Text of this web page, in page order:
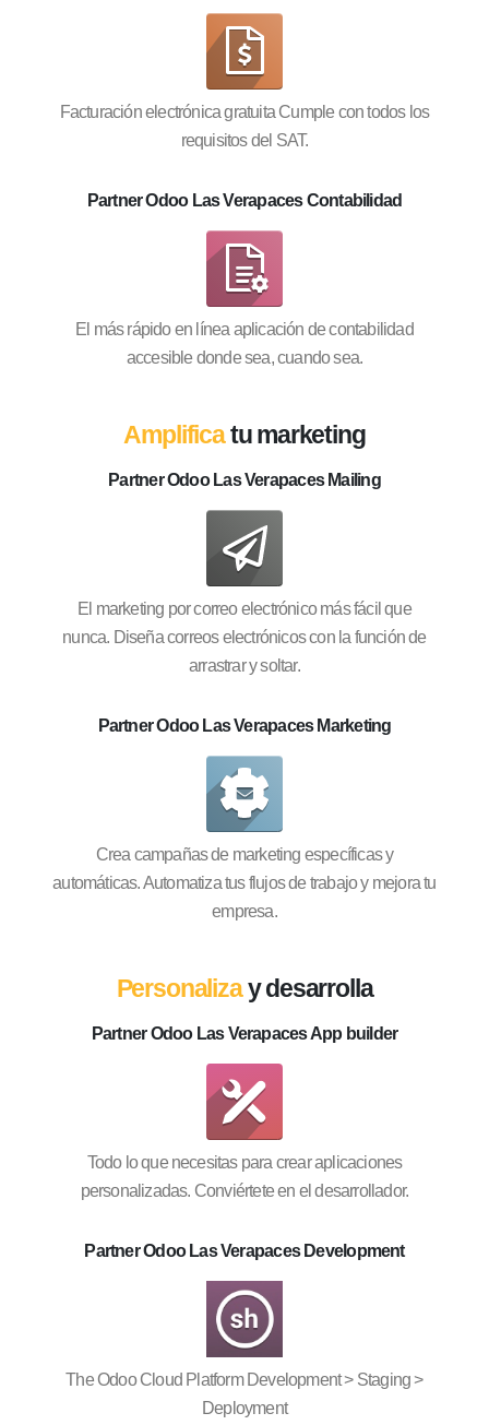
Facturación electrónica gratuita Cumple con todos los
requisitos del SAT.
Partner Odoo Las Verapaces Contabilidad
El más rápido en línea aplicación de contabilidad
accesible donde sea, cuando sea.
Amplificatu marketing
Partner Odoo Las Verapaces Mailing
El marketing por correo electrónico más fácil que
nunca. Diseña correos electrónicos con la función de
arrastrar y soltar.
Partner Odoo Las Verapaces Marketing
Crea campañas de marketing específicas y
automáticas. Automatiza tus flujos de trabajo y mejora tu
empresa.
Personalizay desarrolla
Partner Odoo Las Verapaces App builder
Todo lo que necesitas para crear aplicaciones
personalizadas. Conviértete en el desarrollador.
Partner Odoo Las Verapaces Development
The Odoo Cloud Platform Development > Staging >
Deployment